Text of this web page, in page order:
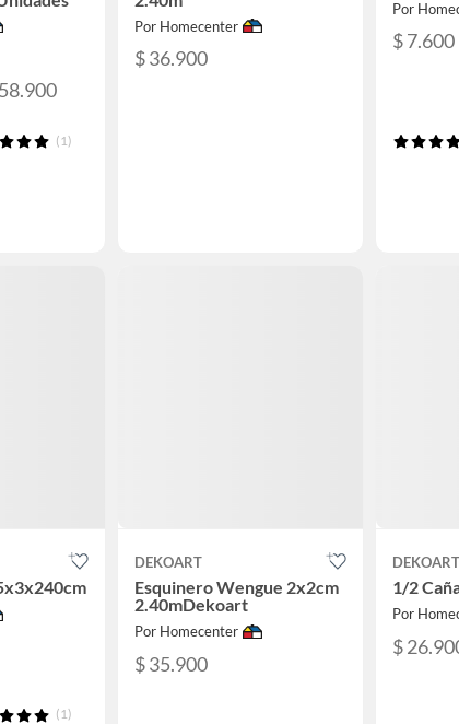
(1)
Por Homecenter
$ 36.900
Por
$ 7.600
(1)
DEKOART
Esquinero Wengue 2x2cm
2.40mDekoart
Por Homecenter
$ 35.900
DEKOART
1/2
Por
$